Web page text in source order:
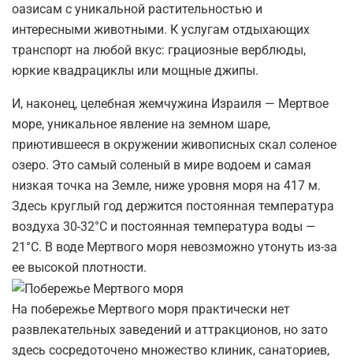
оазисам с уникальной растительностью и
интересными животными. К услугам отдыхающих
транспорт на любой вкус: грациозные верблюды,
юркие квадрациклы или мощные джипы.
И, наконец, целебная жемчужина Израиля — Мертвое
море, уникальное явление на земном шаре,
приютившееся в окружении живописных скал соленое
озеро. Это самый соленый в мире водоем и самая
низкая точка на Земле, ниже уровня моря на 417 м.
Здесь круглый год держится постоянная температура
воздуха 30-32°С и постоянная температура воды —
21°С. В воде Мертвого моря невозможно утонуть из-за
ее высокой плотности.
На побережье Мертвого моря практически нет
развлекательных заведений и аттракционов, но зато
здесь сосредоточено множество клиник, санаториев,